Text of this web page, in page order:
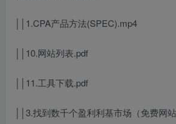
││1.CPA产品方法(SPEC).mp4
││10.网站列表.pdf
││11.工具下载.pdf
││3.找到数千个盈利利基市场（免费网